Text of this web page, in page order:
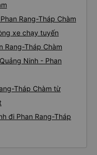
Rang-Tháp Chàm
xe chạy tuyến
Rang-Tháp Chàm
Ninh - Phan
Tháp Chàm từ
đi Phan Rang-Tháp